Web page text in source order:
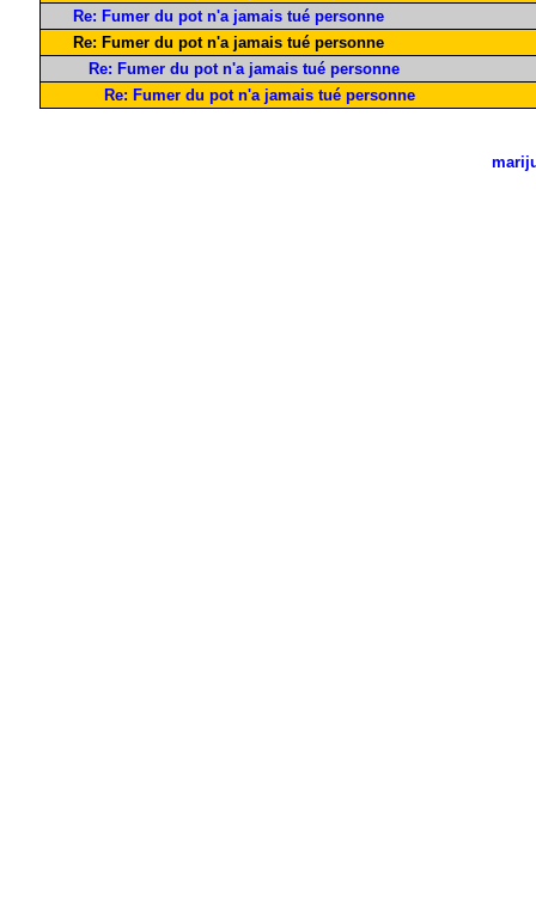
Re: Fumer du pot n'a jamais tué personne
Re: Fumer du pot n'a jamais tué personne
Re: Fumer du pot n'a jamais tué personne
Re: Fumer du pot n'a jamais tué personne